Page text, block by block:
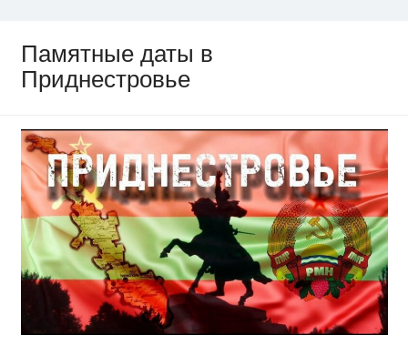
Памятные даты в
Приднестровье